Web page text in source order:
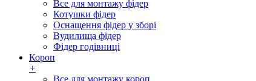
Все для монтажу фідер
Котушки фідер
Оснащення фідер у зборі
Вудилища фідер
Фідер годівниці
Короп
+
Все для монтажу короп